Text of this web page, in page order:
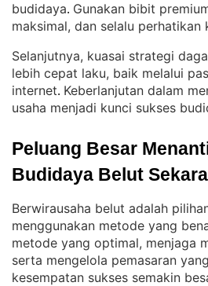
budidaya. Gunakan bibit
maksimal, dan selalu perhatikan
Selanjutnya, kuasai strategi
lebih cepat laku, baik melalui
internet. Keberlanjutan dalam
usaha menjadi kunci sukses
Peluang Besar
Budidaya Belut
Berwirausaha belut adalah
menggunakan metode yang
metode yang optimal, menjaga
serta mengelola pemasaran
kesempatan sukses semakin